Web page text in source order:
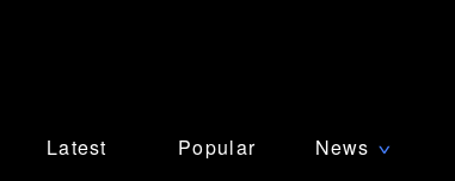
Latest Popular News ∨